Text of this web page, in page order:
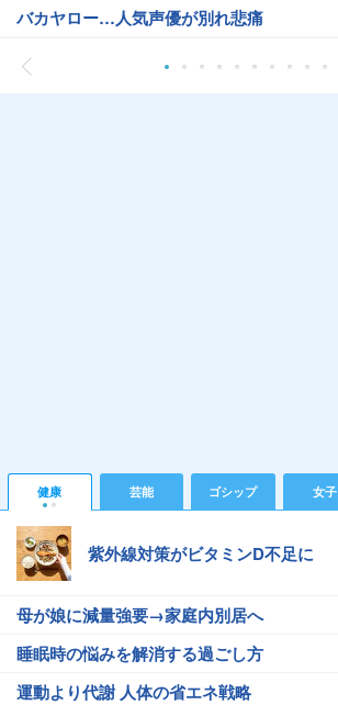
バカヤロー…人気声優が別れ悲痛
健康 芸能 ゴシップ 女子
紫外線対策がビタミンD不足に
母が娘に減量強要→家庭内別居へ
睡眠時の悩みを解消する過ごし方
運動より代謝 人体の省エネ戦略